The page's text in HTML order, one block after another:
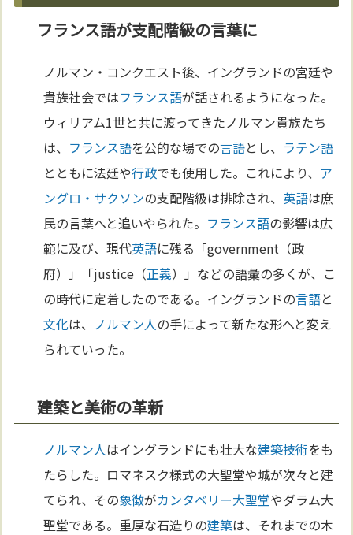
フランス語が支配階級の言葉に
ノルマン・コンクエスト後、イングランドの宮廷や
貴族社会ではフランス語が話されるようになった。
ウィリアム1世と共に渡ってきたノルマン貴族たち
は、 フランス語を公的な場での言語とし、 ラテン語
とともに法廷や行政でも使用した。これにより、 ア
ングロ・サクソンの支配階級は排除され、 英語は庶
民の言葉へと追いやられた。 フランス語の影響は広
範に及び、現代英語に残る「government（政
府）」「justice（正義）」などの語彙の多くが、こ
の時代に定着したのである。イングランドの言語と
文化は、 ノルマン人の手によって新たな形へと変え
られていった。
建築と美術の革新
ノルマン人はイングランドにも壮大な建築技術をも
たらした。ロマネスク様式の大聖堂や城が次々と建
てられ、その象徴がカンタベリー大聖堂やダラム大
聖堂である。重厚な石造りの建築は、それまでの木